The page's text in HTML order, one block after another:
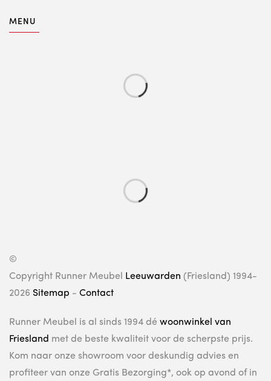
MENU
©
Copyright Runner Meubel Leeuwarden (Friesland) 1994-
2026 Sitemap - Contact
Runner Meubel is al sinds 1994 dé woonwinkel van
Friesland met de beste kwaliteit voor de scherpste prijs.
Kom naar onze showroom voor deskundig advies en
profiteer van onze Gratis Bezorging*, ook op avond of in